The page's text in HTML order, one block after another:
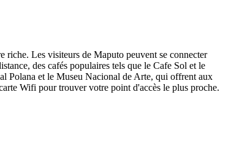
riche. Les visiteurs de Maputo peuvent se connecter
des cafés populaires tels que le Cafe Sol et le
Polana et le Museu Nacional de Arte, qui offrent aux
Wifi pour trouver votre point d'accès le plus proche.